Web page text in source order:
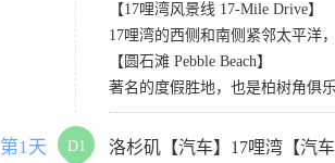
【17哩湾风景线 17-Mile Drive】
17哩湾的西侧和南侧紧邻太平洋
【圆石滩 Pebble Beach】
著名的度假胜地，也是柏树角俱
第1天 D1 洛杉矶【汽车】17哩湾【汽